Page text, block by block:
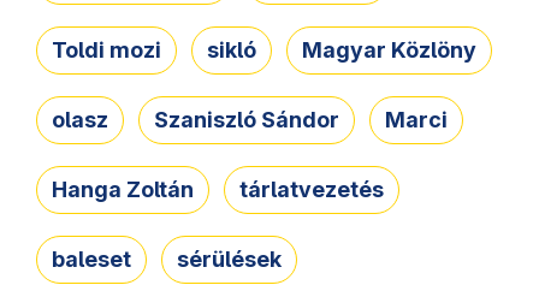
Toldi mozi sikló Magyar Közlöny
olasz Szaniszló Sándor Marci
Hanga Zoltán tárlatvezetés
baleset sérülések